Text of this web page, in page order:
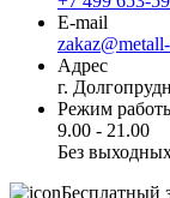
E-mail
zakaz@metall-
Адрес
г.
Режим
9.00 - 21.00
Без
Бесплатный